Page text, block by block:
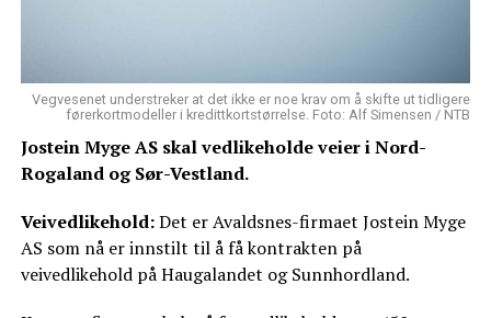
Vegvesenet understreker at det ikke er noe krav om å skifte ut tidligere
førerkortmodeller i kredittkortstørrelse. Foto: Alf Simensen / NTB
Jostein Myge AS skal vedlikeholde veier i Nord-
Rogaland og Sør-Vestland.
Veivedlikehold:Det er Avaldsnes-firmaet Jostein Myge
AS som nå er innstilt til å få kontrakten på
veivedlikehold på Haugalandet og Sunnhordland.